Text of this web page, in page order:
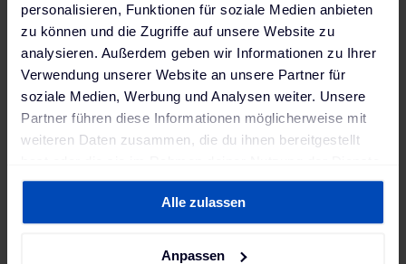
personalisieren, Funktionen für soziale Medien anbieten
zu können und die Zugriffe auf unsere Website zu
analysieren. Außerdem geben wir Informationen zu Ihrer
Verwendung unserer Website an unsere Partner für
soziale Medien, Werbung und Analysen weiter. Unsere
Partner führen diese Informationen möglicherweise mit
weiteren Daten zusammen, die du ihnen bereitgestellt
gesammelt haben. Weitere Informationen findest du in
Datenschutzerklärungund unserem
Impressum.
Alle zulassen
Anpassen